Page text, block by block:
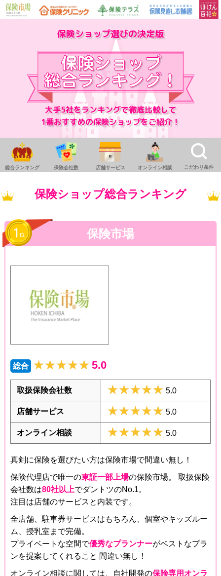
保険ショップ選びの決定版
大手5社をランキングで徹底比較して
1番おすすめの保険ショップをご紹介！
総合ランキング 保険会社数 店舗サービス オンライン相談 こだわり条件
保険ショップ総合ランキング
保険市場
総合 ★★★★★
★★★★★ 5.0
取扱保険会社数 ★★★★★
★★★★★ 5.0
店舗サービス ★★★★★
★★★★★ 5.0
オンライン相談 ★★★★★
★★★★★ 5.0
真剣に保険を選びたい方は保険市場で間違い無し！
保険代理店で唯一の東証一部上場の保険市場。 取扱保険
会社数は80社以上でダントツのNo.1。
注目は店舗のサービスと内装です。
全店舗、駐車券サービスはもちろん、個室やキッズルー
ム、授乳室まで完備。
プライベートな空間で優秀なプランナーがベストなプラ
ンを提案してくれること 間違い無し！
オンライン相談に関しては、自社開発の保険専用オンラ